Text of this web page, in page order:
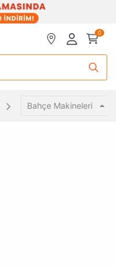
0
Bahçe Makineleri